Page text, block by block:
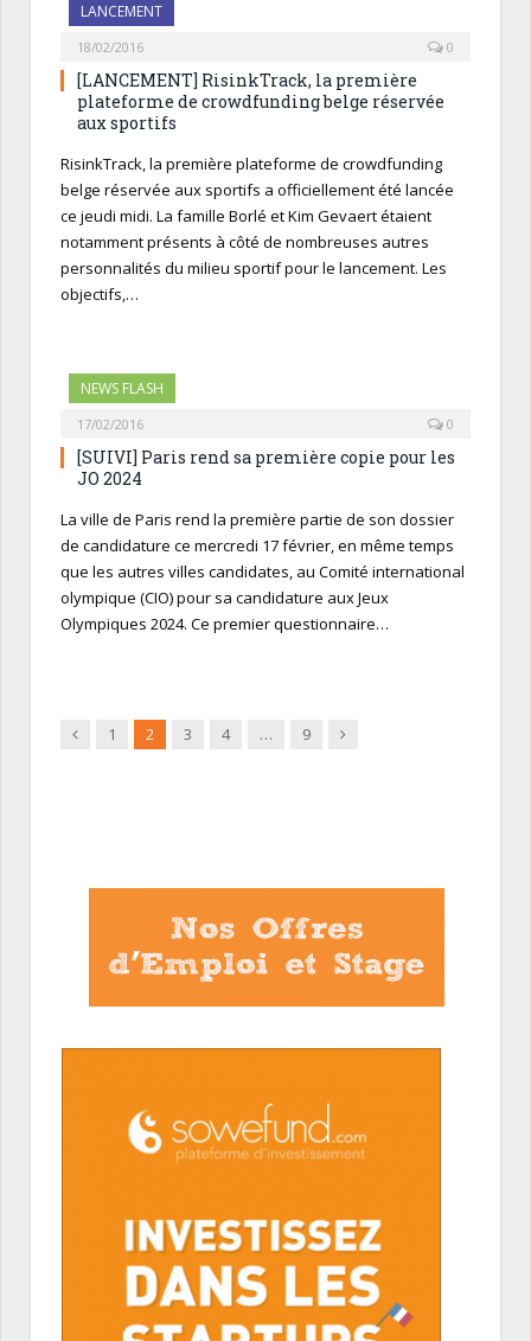
LANCEMENT
18/02/2016 0
[LANCEMENT] RisinkTrack, la première
plateforme de crowdfunding belge réservée
aux sportifs
RisinkTrack, la première plateforme de crowdfunding
belge réservée aux sportifs a officiellement été lancée
ce jeudi midi. La famille Borlé et Kim Gevaert étaient
notamment présents à côté de nombreuses autres
personnalités du milieu sportif pour le lancement. Les
objectifs,…
NEWS FLASH
17/02/2016 0
[SUIVI] Paris rend sa première copie pour les
JO 2024
La ville de Paris rend la première partie de son dossier
de candidature ce mercredi 17 février, en même temps
que les autres villes candidates, au Comité international
olympique (CIO) pour sa candidature aux Jeux
Olympiques 2024. Ce premier questionnaire…
Précédent
1 2 3 4 … 9 Suivant